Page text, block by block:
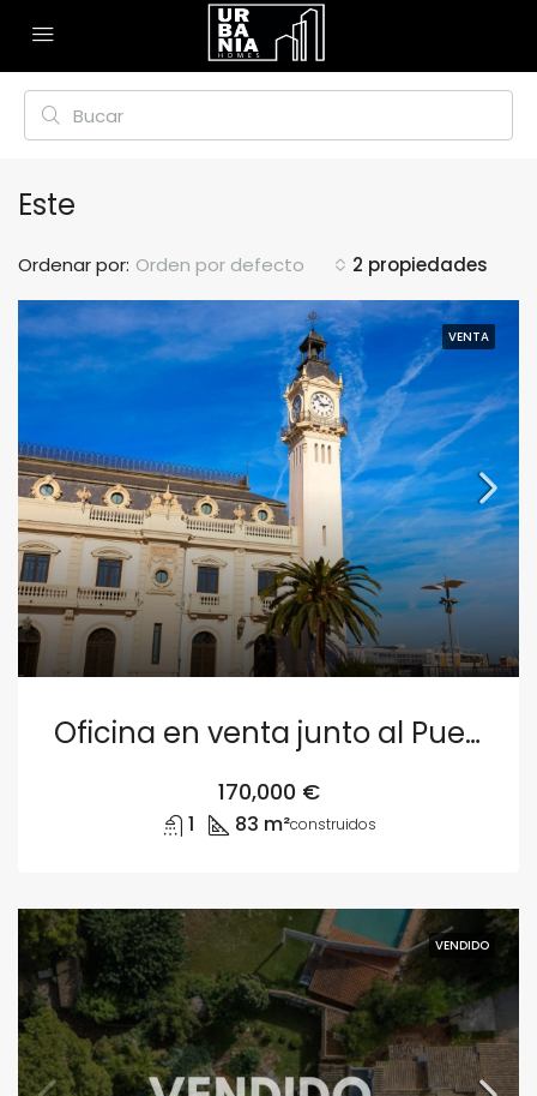
Este
2 propiedades
Ordenar por: Orden por defecto
VENTA
Oficina en venta junto al Puerto de Valencia
170,000 €
1 83 m²construidos
VENDIDO